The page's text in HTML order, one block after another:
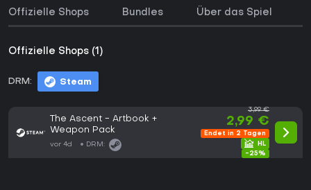
Offizielle Shops Bundles Über das Spiel
Offizielle Shops (1)
DRM: Steam
The Ascent - Artbook +
Weapon Pack
vor 4d DRM:
3,99 €
2,99 €
Endet in 2 Tagen
-25%